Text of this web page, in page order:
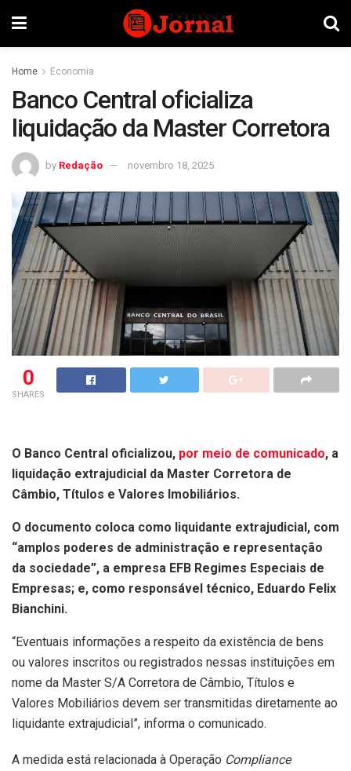
Home Economia
Banco Central oficializa
liquidação da Master Corretora
by Redação novembro 18, 2025
0
SHARES
O Banco Central oficializou, por meio de comunicado, a
liquidação extrajudicial da Master Corretora de
Câmbio, Títulos e Valores Imobiliários.
O documento coloca como liquidante extrajudicial, com
“amplos poderes de administração e representação
da sociedade”, a empresa EFB Regimes Especiais de
Empresas; e, como responsável técnico, Eduardo Felix
Bianchini.
“Eventuais informações a respeito da existência de bens
ou valores inscritos ou registrados nessas instituições em
nome da Master S/A Corretora de Câmbio, Títulos e
Valores Mobiliários devem ser transmitidas diretamente ao
liquidante extrajudicial”, informa o comunicado.
A medida está relacionada à Operação Compliance